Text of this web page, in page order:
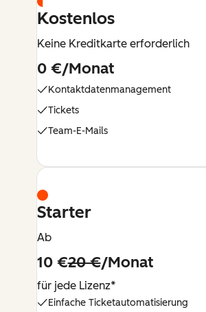
Kostenlos
Keine Kreditkarte erforderlich
0 €/Monat
Kontaktdatenmanagement
Tickets
Team-E-Mails
Starter
Ab
10 €20 €/Monat
für jede Lizenz*
Einfache Ticketautomatisierung